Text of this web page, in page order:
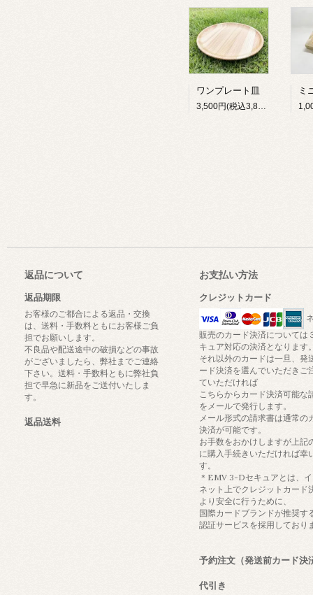
ワンプレート皿
3,500円(税込3,850円)
返品について
返品期限
お客様のご都合による返品・交換
は、送料・手数料ともにお客様ご負
担でお願いします。
不良品や配送途中の破損などの事故
がございましたら、弊社までご連絡
下さい。送料・手数料ともに弊社負
担で早急に新品をご送付いたしま
す。
返品送料
お支払い方法
クレジットカード
販売のカード決済については
キュア対応の決済となります
それ以外のカードは一旦、発
ード決済を選んでいただきご
ていただければ
こちらからカード決済可能な
をメールで発行します。
メール形式の請求書は通常の
決済が可能です。
お手数をおかけしますが上記
に購入手続きいただければ幸
す。
＊EMV 3-Dセキュアとは、
ネット上でクレジットカード
より安全に行うために、
国際カードブランドが推奨す
認証サービスを採用しており
予約注文（発送前カード決
代引き